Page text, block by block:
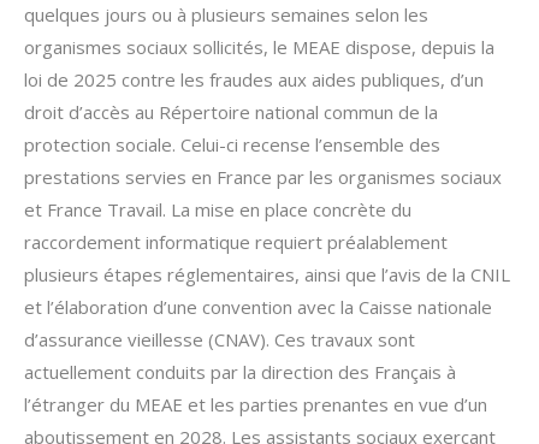
quelques jours ou à plusieurs semaines selon les
organismes sociaux sollicités, le MEAE dispose, depuis la
loi de 2025 contre les fraudes aux aides publiques, d’un
droit d’accès au Répertoire national commun de la
protection sociale. Celui-ci recense l’ensemble des
prestations servies en France par les organismes sociaux
et France Travail. La mise en place concrète du
raccordement informatique requiert préalablement
plusieurs étapes réglementaires, ainsi que l’avis de la CNIL
et l’élaboration d’une convention avec la Caisse nationale
d’assurance vieillesse (CNAV). Ces travaux sont
actuellement conduits par la direction des Français à
l’étranger du MEAE et les parties prenantes en vue d’un
aboutissement en 2028. Les assistants sociaux exerçant